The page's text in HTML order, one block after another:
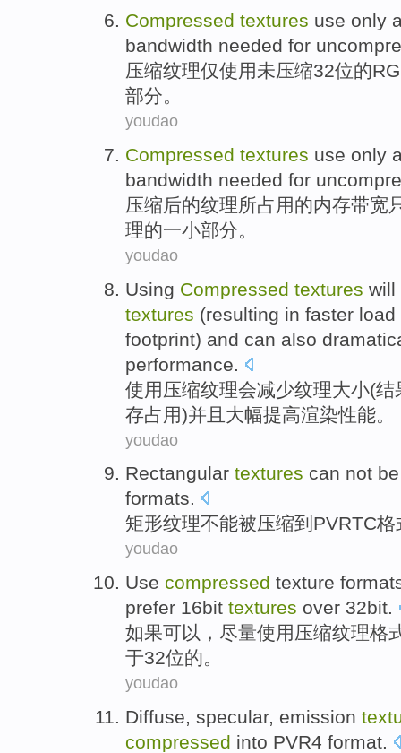
Compressed textures use only
bandwidth needed for
压缩纹理仅使用未压缩32位的
部分。
youdao
Compressed textures use only
bandwidth needed for
压缩后的纹理所占用的内存带宽
理的一小部分。
youdao
Using Compressed textures will
textures (resulting in faster load
footprint) and can also
performance
使用 压缩纹理会减少纹理大小(结
存占用)并且 大幅提高渲染性能。
youdao
Rectangular textures can not be
formats.
矩形纹理不能被压缩到 PVRTC格
youdao
Use compressed texture
prefer 16bit textures over 32bit.
如果可以 ，尽量使用 压缩纹理格
于32位的。
youdao
Diffuse, specular, emission
compressed into PVR4 format.